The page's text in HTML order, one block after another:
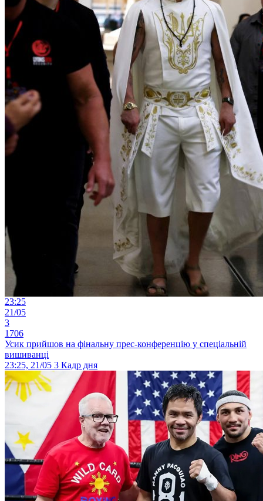
23:25
21/05
3
1706
Усик прийшов на фінальну прес-конференцію у спеціальній
вишиванці
23:25, 21/05 3 Кадр дня